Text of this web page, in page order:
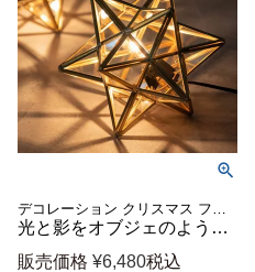
光と影をオブジェのように楽しむ星形テーブルランプ ガラスと真鍮 電球付き 口金E12 LED対応 約W20×D20×H20cm [67072]
販売価格 ¥6,480税込